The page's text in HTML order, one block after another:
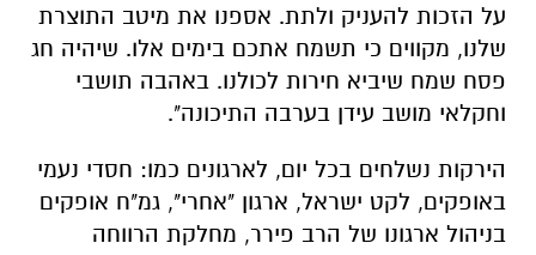
על הזכות להעניק ולתת. אספנו את מיטב התוצרת
שלנו, מקווים כי תשמח אתכם בימים אלו. שיהיה חג
פסח שמח שיביא חירות לכולנו. באהבה תושבי
וחקלאי מושב עידן בערבה התיכונה".
הירקות נשלחים בכל יום, לארגונים כמו: חסדי נעמי
באופקים, לקט ישראל, ארגון "אחרי", גמ"ח אופקים
בניהול ארגונו של הרב פירר, מחלקת הרווחה